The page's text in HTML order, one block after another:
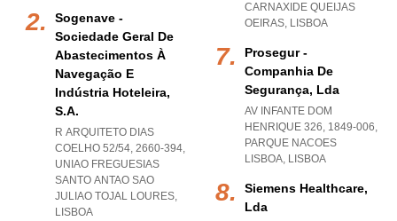
Sogenave -
Sociedade Geral De
Abastecimentos À
Navegação E
Indústria Hoteleira,
S.a.
R ARQUITETO DIAS
COELHO 52/54, 2660-394,
UNIAO FREGUESIAS
SANTO ANTAO SAO
JULIAO TOJAL LOURES,
LISBOA
CARNAXIDE QUEIJAS
OEIRAS, LISBOA
Prosegur -
Companhia De
Segurança, Lda
AV INFANTE DOM
HENRIQUE 326, 1849-006,
PARQUE NACOES
LISBOA, LISBOA
Siemens Healthcare,
Lda